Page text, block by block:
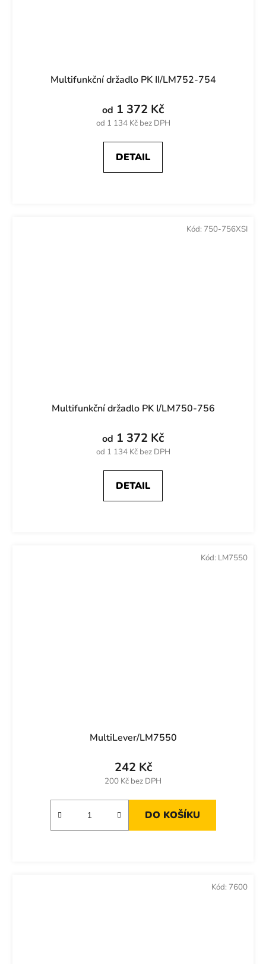
Multifunkční držadlo PK II/LM752-754
od 1 134 Kč bez DPH
od 1 372 Kč
DETAIL
Multifunkční držadlo PK I/LM750-756
od 1 134 Kč bez DPH
od 1 372 Kč
DETAIL
Kód: 750-756XSI
MultiLever/LM7550
200 Kč bez DPH
242 Kč
DO KOŠÍKU
Kód: LM7550
Kód: 7600